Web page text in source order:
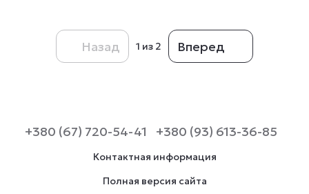
Назад 1 из 2 Вперед
+380 (67) 720-54-41 +380 (93) 613-36-85
Контактная информация
Полная версия сайта